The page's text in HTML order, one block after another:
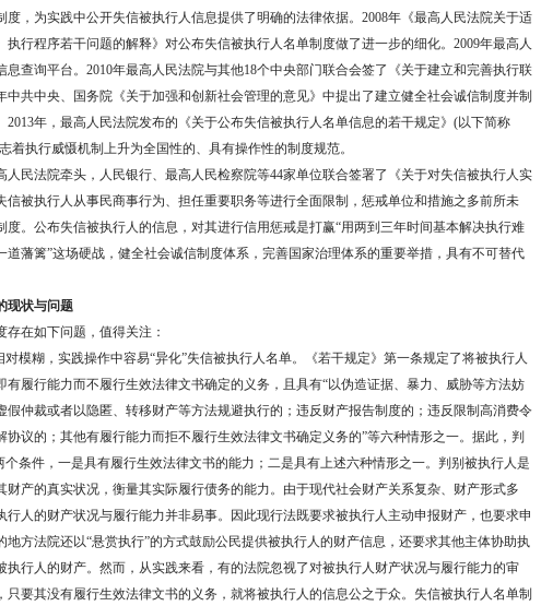
，为实践中公开失信被执行人信息提供了明确的法律依据。2008年《最高人民法院关于适
执行程序若干问题的解释》对公布失信被执行人名单制度做了进一步的细化。2009年最高人
息查询平台。2010年最高人民法院与其他18个中央部门联合会签了《关于建立和完善执行联
中共中央、国务院《关于加强和创新社会管理的意见》中提出了建立健全社会诚信制度并制
2013年，最高人民法院发布的《关于公布失信被执行人名单信息的若干规定》(以下简称
着执行威慑机制上升为全国性的、具有操作性的制度规范。
民法院牵头，人民银行、最高人民检察院等44家单位联合签署了《关于对失信被执行人实
信被执行人从事民商事行为、担任重要职务等进行全面限制，惩戒单位和措施之多前所未
度。公布失信被执行人的信息，对其进行信用惩戒是打赢“用两到三年时间基本解决执行难
道藩篱”这场硬战，健全社会诚信制度体系，完善国家治理体系的重要举措，具有不可替代
现状与问题
在如下问题，值得关注：
糊，实践操作中容易“异化”失信被执行人名单。《若干规定》第一条规定了将被执行人
有履行能力而不履行生效法律文书确定的义务，且具有“以伪造证据、暴力、威胁等方法妨
假仲裁或者以隐匿、转移财产等方法规避执行的；违反财产报告制度的；违反限制高消费令
议的；其他有履行能力而拒不履行生效法律文书确定义务的”等六种情形之一。据此，判
个条件，一是具有履行生效法律文书的能力；二是具有上述六种情形之一。判别被执行人是
财产的真实状况，衡量其实际履行债务的能力。由于现代社会财产关系复杂、财产形式多
行人的财产状况与履行能力并非易事。因此现行法既要求被执行人主动申报财产，也要求申
方法院还以“悬赏执行”的方式鼓励公民提供被执行人的财产信息，还要求其他主体协助执
执行人的财产。然而，从实践来看，有的法院忽视了对被执行人财产状况与履行能力的审
要其没有履行生效法律文书的义务，就将被执行人的信息公之于众。失信被执行人名单制